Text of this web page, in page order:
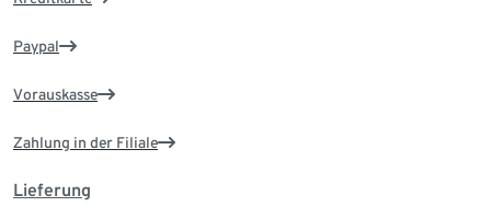
Paypal
Vorauskasse
Zahlung in der Filiale
Lieferung